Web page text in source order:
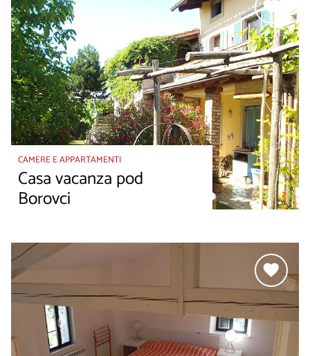
CAMERE E APPARTAMENTI
Casa vacanza pod
Borovci